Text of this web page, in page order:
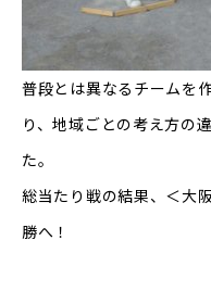
普段とは異なるチームを
り、地域ごとの考え方の
た。
総当たり戦の結果、＜大
勝へ！